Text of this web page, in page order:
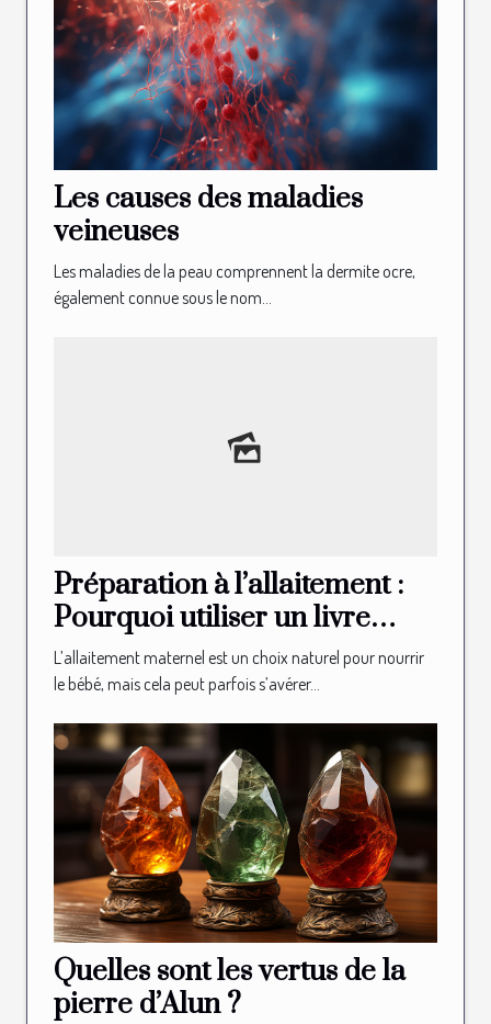
Les causes des maladies
veineuses
Les maladies de la peau comprennent la dermite ocre,
également connue sous le nom...
Préparation à l’allaitement :
Pourquoi utiliser un livre
illustré d’allaitement ?
L’allaitement maternel est un choix naturel pour nourrir
le bébé, mais cela peut parfois s’avérer...
Quelles sont les vertus de la
pierre d’Alun ?